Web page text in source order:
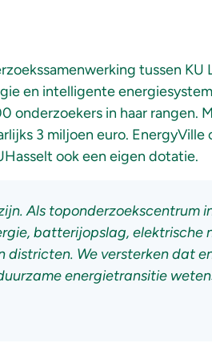
tussen KU
en intelligente
onderzoekers in haar rangen.
3 miljoen euro. EnergyVille
ook een eigen dotatie.
Als toponderzoekscentrum
batterijopslag, elektrische
districten. We versterken dat
energietransitie